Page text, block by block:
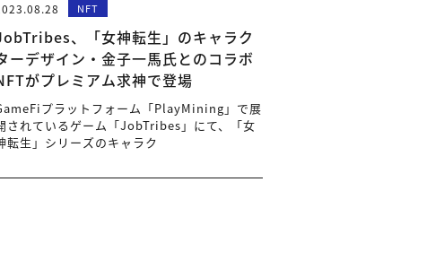
NFT
、「女神転生」のキャラク
ーデザイン・金子一馬氏とのコラボ
がプレミアム求神で登場
プラットフォーム「PlayMining」で展
されているゲーム「JobTribes」にて、「女
転生」シリーズのキャラク